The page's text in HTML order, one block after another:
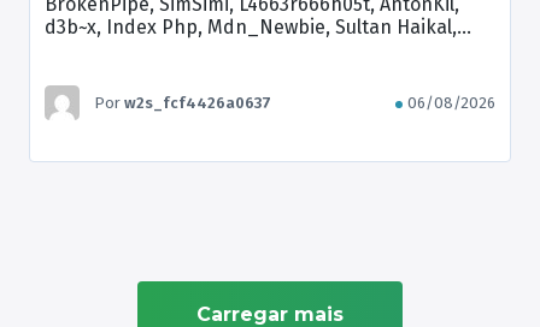
d3b~x, Index Php, Mdn_Newbie, Sultan Haikal,
Por w2s_fcf4426a0637 06/08/2026
Carregar mais